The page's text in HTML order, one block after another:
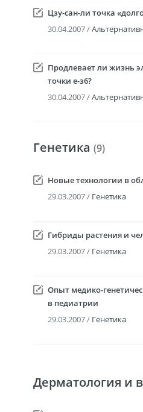
Цзу-сан-ли точка
30.04.2007 /
Продлевает ли жизнь
точки е-з6?
30.04.2007 /
Генетика (9)
Новые технологии в
29.03.2007 / Генетика
Гибриды растения и
29.03.2007 / Генетика
Опыт медико-
в педиатрии
29.03.2007 / Генетика
Дерматология и